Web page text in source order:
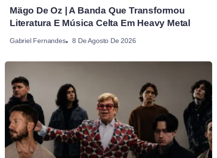
Mägo De Oz | A Banda Que Transformou
Literatura E Música Celta Em Heavy Metal
Gabriel Fernandes 8 De Agosto De 2026